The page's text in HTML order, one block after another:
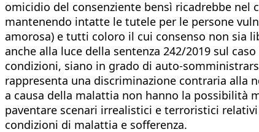
omicidio del consenziente bensì ricadrebbe nel
mantenendo intatte le tutele per le persone
amorosa) e tutti coloro il cui consenso non sia
anche alla luce della sentenza 242/2019 sul
condizioni, siano in grado di auto-
rappresenta una discriminazione contraria alla
a causa della malattia non hanno la possibilità
paventare scenari irrealistici e terroristici
condizioni di malattia e sofferenza.